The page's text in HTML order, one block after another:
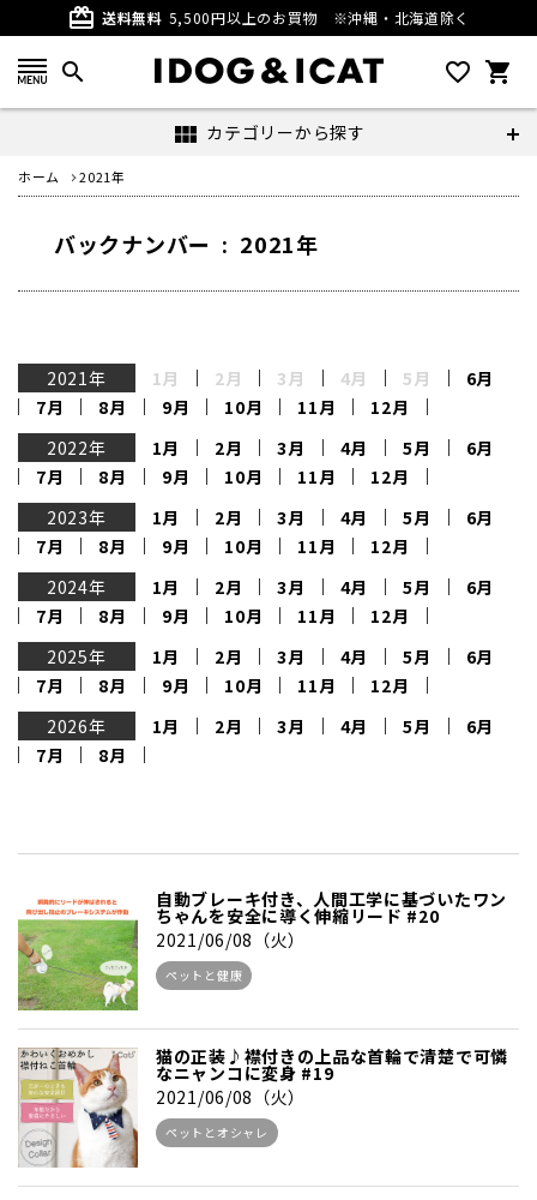
card_giftcard 送料無料 5,500円以上のお買物 ※沖縄・北海道除く
search favorite_outline shopping_cart
view_module カテゴリーから探す
ホーム 2021年
バックナンバー : 2021年
2021年 1月 2月 3月 4月 5月
6月
7月
8月 9月 10月 11月
12月
2022年
1月 2月 3月 4月 5月
6月
7月
8月 9月 10月 11月
12月
2023年
1月 2月 3月 4月 5月
6月
7月
8月 9月 10月 11月
12月
2024年
1月 2月 3月 4月 5月
6月
7月
8月 9月 10月 11月
12月
2025年
1月 2月 3月 4月 5月
6月
7月
8月 9月 10月 11月
12月
2026年
1月 2月 3月 4月 5月
6月
7月
8月
自動ブレーキ付き、人間工学に基づいたワン
ちゃんを安全に導く伸縮リード #20
2021/06/08（火）
ペットと健康
猫の正装♪襟付きの上品な首輪で清楚で可憐
なニャンコに変身 #19
2021/06/08（火）
ペットとオシャレ